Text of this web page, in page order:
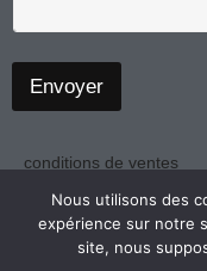
Envoyer
conditions de ventes
politique de
mentions légales
Nous utilisons des
expérience sur notre
site, nous